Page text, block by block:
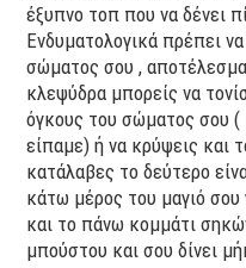
έξυπνο τοπ που να δένει
Ενδυματολογικά πρέπει
σώματος σου ,
κλεψύδρα μπορείς να
όγκους του σώματος σου
είπαμε) ή να κρύψεις και
κατάλαβες το δεύτερο
κάτω μέρος του μαγιό
και το πάνω κομμάτι
μπούστου και σου δίνει